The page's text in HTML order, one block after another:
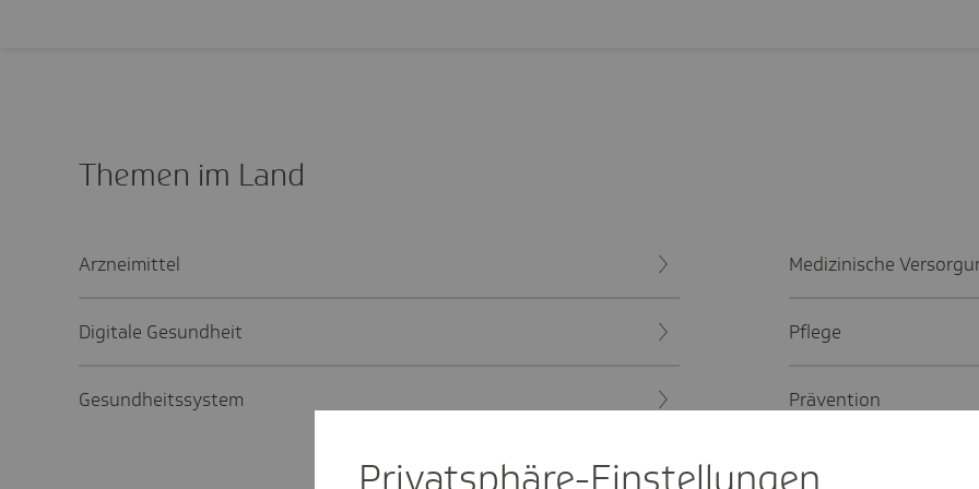
Themen im Land
Arzneimittel
Digitale Gesundheit
Gesundheitssystem
Medizinische
Pflege
Prävention